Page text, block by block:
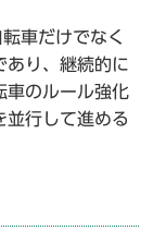
車だけでなく
あり、継続的に
車のルール強化
並行して進める